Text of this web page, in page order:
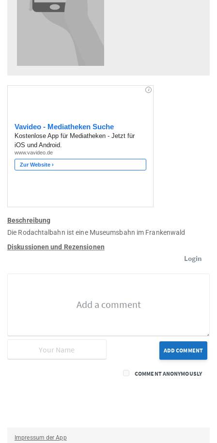
Beschreibung
Die Rodachtalbahn ist eine Museumsbahn im Frankenwald
Diskussionen und Rezensionen
Login
ADD COMMENT
COMMENT ANONYMOUSLY
Impressum der App